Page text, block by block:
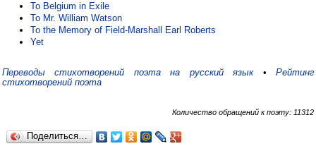
To Belgium in Exile
To Mr. William Watson
To the Memory of Field-Marshall Earl Roberts
Yet
Переводы стихотворений поэта на русский язык•Рейтинг
стихотворений поэта
Количество обращений к поэту: 11312
Поделиться…